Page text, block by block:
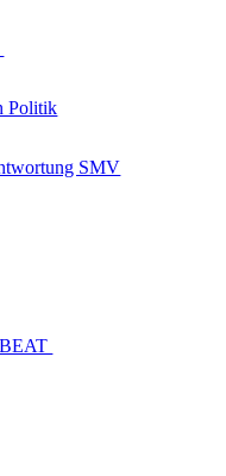
Politik
SMV